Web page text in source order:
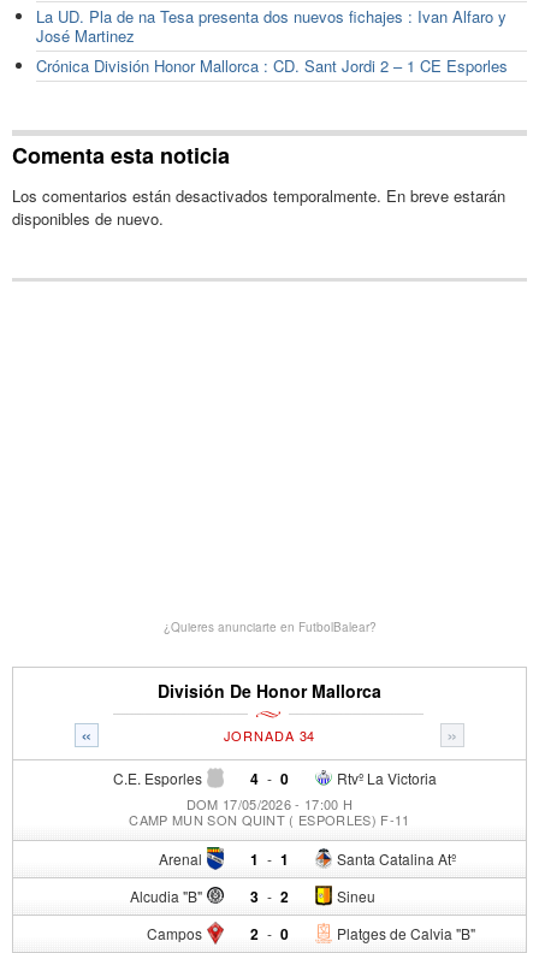
La UD. Pla de na Tesa presenta dos nuevos fichajes : Ivan Alfaro y
José Martinez
Crónica División Honor Mallorca : CD. Sant Jordi 2 – 1 CE Esporles
Comenta esta noticia
Los comentarios están desactivados temporalmente. En breve estarán
disponibles de nuevo.
¿Quieres anunciarte en FutbolBalear?
División De Honor Mallorca
« »
JORNADA 34
C.E. Esporles 4 - Rtvº La Victoria
0
DOM 17/05/2026 - 17:00 H
CAMP MUN SON QUINT ( ESPORLES) F-11
Arenal 1 - Santa Catalina Atº
1
Alcudia "B" 3 - Sineu
2
Campos 2 - Platges de Calvia "B"
0